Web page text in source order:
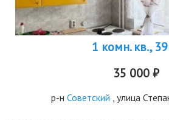
1 комн. кв.,
35 000 ₽
р-н Советский , улица